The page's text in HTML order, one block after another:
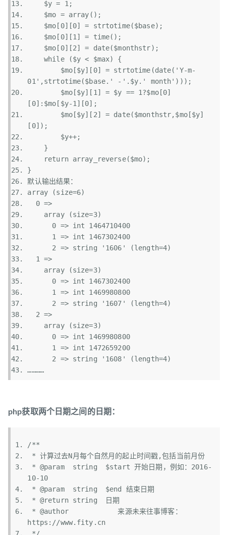
$y = 1;
$mo = array ();
$mo [0][0] = strtotime($base);
$mo [0][1] = time();
$mo [0][2] = date($monthstr);
while ($y < $max) {
$mo[$y][0] = strtotime (date( 'Y-m-
01' ,strtotime($base. ' -' . $y. ' month' )));
$mo[$y][1] = $y == 1?$mo[0]
[0]: $mo [ $y-1][0];
$mo[$y][2] = date($monthstr,$mo[$y]
[0]);
$y++;
}
return array_reverse($mo);
}
默认输出结果：
array (size=6)
0 =>
array (size=3)
0 => int 1464710400
1 => int 1467302400
2 => string
'1606'
(length=4)
1 =>
array (size=3)
0 => int 1467302400
1 => int 1469980800
2 => string
'1607'
(length=4)
2 =>
array (size=3)
0 => int 1469980800
1 => int 1472659200
2 => string
'1608'
(length=4)
…………
php获取两个日期之间的日期：
/**
* 计算过去N月每个自然月的起止时间戳,包括当前月份
* @param  string  $start 开始日期，例如：2016-
10-10
* @param  string  $end 结束日期
* @return string  日期
* @author            来源未来往事博客：
https://www.fity.cn